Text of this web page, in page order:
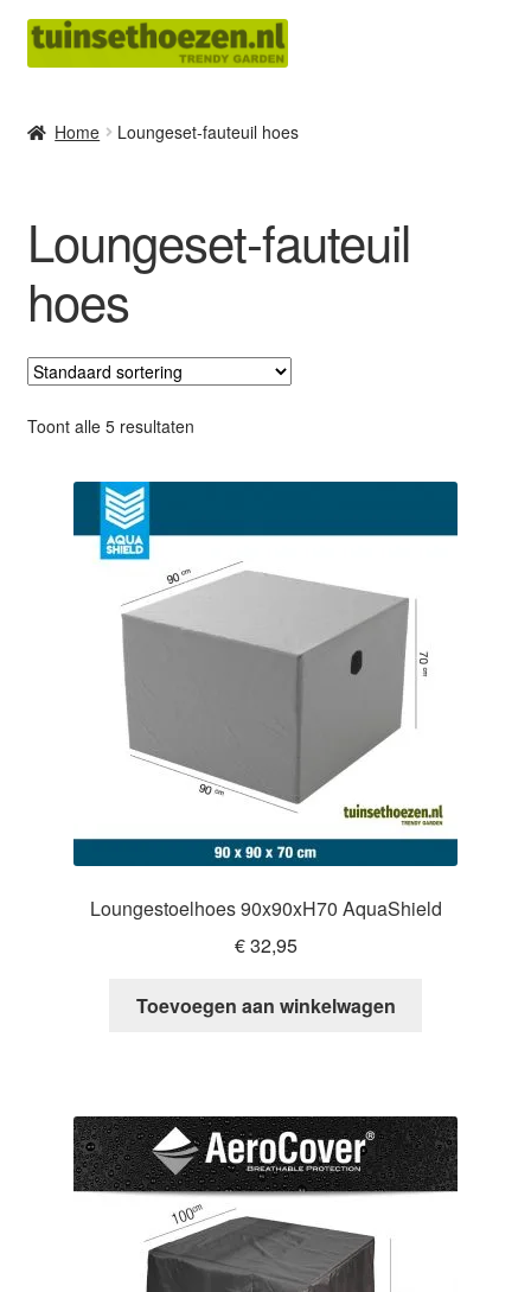
Ga
door
naar
Ga
naar
de
Home Loungeset-fauteuil hoes
Loungeset-fauteuil
hoes
Toont alle 5 resultaten
Loungestoelhoes 90x90xH70 AquaShield
€32,95
Toevoegen aan winkelwagen